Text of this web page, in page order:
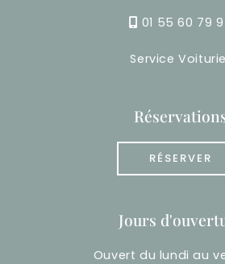
01 55 60 79
Service
RÉSERVER
Jours
Ouvert du lundi au